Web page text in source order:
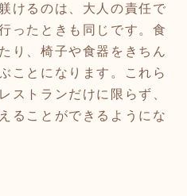
けるのは、大人の責任で
ったときも同じです。食
り、椅子や食器をきちん
ことになります。これら
ストランだけに限らず、
ることができるようにな